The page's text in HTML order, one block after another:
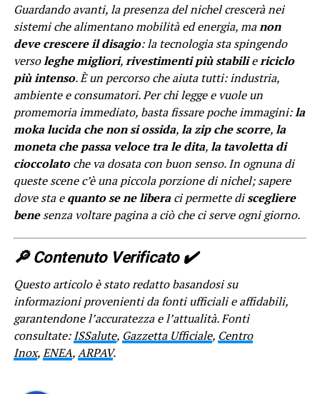
Guardando avanti, la presenza del nichel crescerà nei
sistemi che alimentano mobilità ed energia, manon
deve crescere il disagio: la tecnologia sta spingendo
versoleghe migliori,rivestimenti più stabiliericiclo
più intenso. È un percorso che aiuta tutti: industria,
ambiente e consumatori. Per chi legge e vuole un
promemoria immediato, basta fissare poche immagini:la
moka lucida che non si ossida,la zip che scorre,la
moneta che passa veloce tra le dita,la tavoletta di
cioccolatoche va dosata con buon senso. In ognuna di
queste scene c’è una piccola porzione di nichel; sapere
dove sta equanto se ne liberaci permette discegliere
benesenza voltare pagina a ciò che ci serve ogni giorno.
🔎​ Contenuto Verificato ✔️
Questo articolo è stato redatto basandosi su
informazioni provenienti da fonti ufficiali e affidabili,
garantendone l’accuratezza e l’attualità. Fonti
consultate:ISSalute, Gazzetta Ufficiale, Centro
Inox,ENEA,ARPAV.